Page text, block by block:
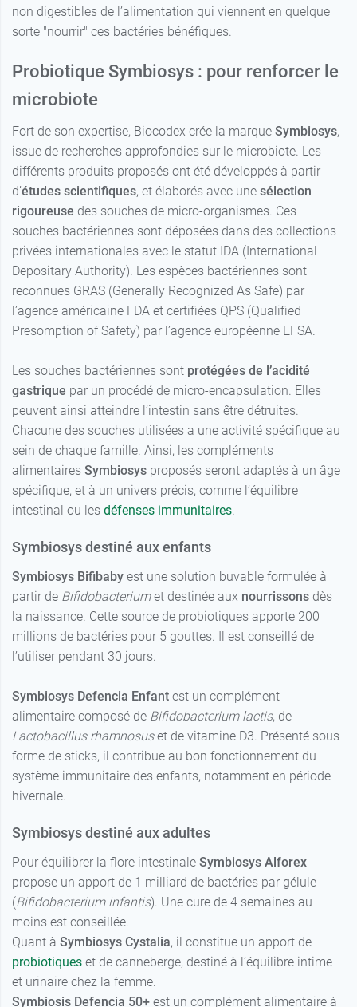
non digestibles de l’alimentation qui viennent en quelque
sorte "nourrir" ces bactéries bénéfiques.
Probiotique Symbiosys : pour renforcer le
microbiote
Fort de son expertise, Biocodex crée la marque Symbiosys,
issue de recherches approfondies sur le microbiote. Les
différents produits proposés ont été développés à partir
d’études scientifiques, et élaborés avec une sélection
rigoureuse des souches de micro-organismes. Ces
souches bactériennes sont déposées dans des collections
privées internationales avec le statut IDA (International
Depositary Authority). Les espèces bactériennes sont
reconnues GRAS (Generally Recognized As Safe) par
l’agence américaine FDA et certifiées QPS (Qualified
Presomption of Safety) par l’agence européenne EFSA.
Les souches bactériennes sont protégées de l’acidité
gastrique par un procédé de micro-encapsulation. Elles
peuvent ainsi atteindre l’intestin sans être détruites.
Chacune des souches utilisées a une activité spécifique au
sein de chaque famille. Ainsi, les compléments
alimentaires Symbiosys proposés seront adaptés à un âge
spécifique, et à un univers précis, comme l’équilibre
intestinal ou les défenses immunitaires
Symbiosys destiné aux enfants
Symbiosys Bifibaby est une solution buvable formulée à
partir de Bifidobacteriumet destinée aux nourrissons dès
la naissance. Cette source de probiotiques apporte 200
millions de bactéries pour 5 gouttes. Il est conseillé de
l’utiliser pendant 30 jours.
Symbiosys Defencia Enfant est un complément
alimentaire composé de Bifidobacterium lactis, de
Lactobacillus rhamnosuset de vitamine D3. Présenté sous
forme de sticks, il contribue au bon fonctionnement du
système immunitaire des enfants, notamment en période
hivernale.
Symbiosys destiné aux adultes
Pour équilibrer la flore intestinale Symbiosys Alforex
propose un apport de 1 milliard de bactéries par gélule
(Bifidobacterium infantis). Une cure de 4 semaines au
moins est conseillée.
Quant à Symbiosys Cystalia, il constitue un apport de
probiotiques et de canneberge, destiné à l’équilibre intime
et urinaire chez la femme.
Symbiosis Defencia 50+ est un complément alimentaire à